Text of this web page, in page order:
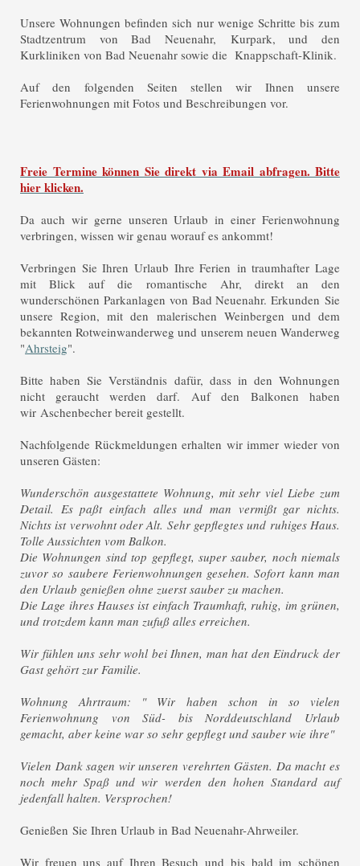
Unsere Wohnungen befinden sich nur wenige Schritte bis zum
Stadtzentrum von Bad Neuenahr, Kurpark, und den
Kurkliniken von Bad Neuenahr sowie die Knappschaft-Klinik.
Auf den folgenden Seiten stellen wir Ihnen unsere
Ferienwohnungen mit Fotos und Beschreibungen vor.
Freie Termine können Sie direkt via Email abfragen. Bitte
hier klicken.
Da auch wir gerne unseren Urlaub in einer Ferienwohnung
verbringen, wissen wir genau worauf es ankommt!
Verbringen Sie Ihren Urlaub Ihre Ferien in traumhafter Lage
mit Blick auf die romantische Ahr, direkt an den
wunderschönen Parkanlagen von Bad Neuenahr. Erkunden Sie
unsere Region, mit den malerischen Weinbergen und dem
bekannten Rotweinwanderweg und unserem neuen Wanderweg
"Ahrsteig".
Bitte haben Sie Verständnis dafür, dass in den Wohnungen
nicht geraucht werden darf. Auf den Balkonen haben
wir Aschenbecher bereit gestellt.
Nachfolgende Rückmeldungen erhalten wir immer wieder von
unseren Gästen:
Wunderschön ausgestattete Wohnung, mit sehr viel Liebe zum
Detail. Es paßt einfach alles und man vermißt gar nichts.
Nichts ist verwohnt oder Alt. Sehr gepflegtes und ruhiges Haus.
Tolle Aussichten vom Balkon.
Die Wohnungen sind top gepflegt, super sauber, noch niemals
zuvor so saubere Ferienwohnungen gesehen. Sofort kann man
den Urlaub genießen ohne zuerst sauber zu machen.
Die Lage ihres Hauses ist einfach Traumhaft, ruhig, im grünen,
und trotzdem kann man zufuß alles erreichen.
Wir fühlen uns sehr wohl bei Ihnen, man hat den Eindruck der
Gast gehört zur Familie.
Wohnung Ahrtraum: " Wir haben schon in so vielen
Ferienwohnung von Süd- bis Norddeutschland Urlaub
gemacht, aber keine war so sehr gepflegt und sauber wie ihre"
Vielen Dank sagen wir unseren verehrten Gästen. Da macht es
noch mehr Spaß und wir werden den hohen Standard auf
jedenfall halten. Versprochen!
Genießen Sie Ihren Urlaub in Bad Neuenahr-Ahrweiler.
Wir freuen uns auf Ihren Besuch und bis bald im schönen